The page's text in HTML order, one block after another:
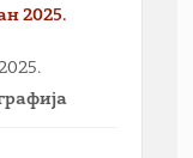
2025.